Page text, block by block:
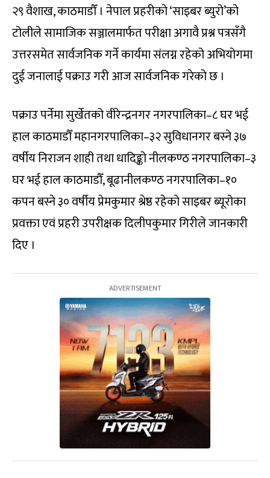
२९ वैशाख, काठमाडौँ । नेपाल प्रहरीको ‘साइबर ब्युरो’को
टोलीले सामाजिक सञ्जालमार्फत परीक्षा अगावै प्रश्न पत्रसँगै
उत्तरसमेत सार्वजनिक गर्ने कार्यमा संलग्न रहेको अभियोगमा
दुई जनालाई पक्राउ गरी आज सार्वजनिक गरेको छ ।
पक्राउ पर्नेमा सुर्खेतको वीरेन्द्रनगर नगरपालिका–८ घर भई
हाल काठमाडौँ महानगरपालिका–३२ सुविधानगर बस्ने ३७
वर्षीय निराजन शाही तथा धादिङ्को नीलकण्ठ नगरपालिका–३
घर भई हाल काठमाडौँ, बूढानीलकण्ठ नगरपालिका–१०
कपन बस्ने ३० वर्षीय प्रेमकुमार श्रेष्ठ रहेको साइबर ब्यूरोका
प्रवक्ता एवं प्रहरी उपरीक्षक दिलीपकुमार गिरीले जानकारी
दिए ।